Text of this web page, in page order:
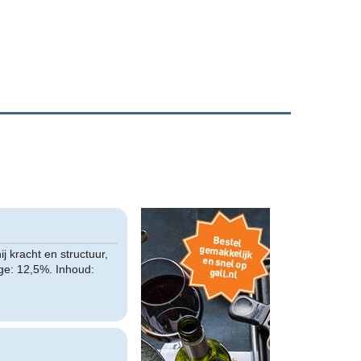
kracht en structuur,
12,5%. Inhoud: